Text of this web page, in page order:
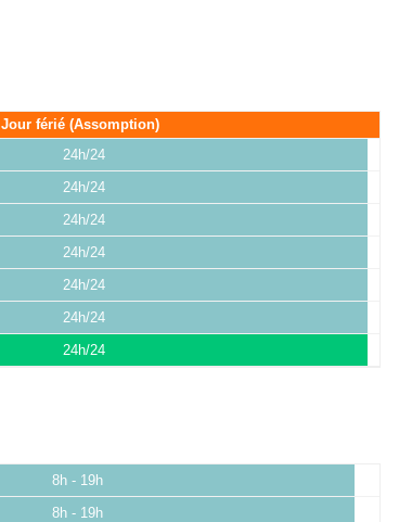
Jour férié (Assomption)
24h/24
24h/24
24h/24
24h/24
24h/24
24h/24
24h/24
8h - 19h
8h - 19h